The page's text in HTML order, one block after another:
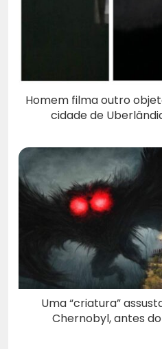
Homem filma outro
cidade de
Uma “criatura”
Chernobyl, antes